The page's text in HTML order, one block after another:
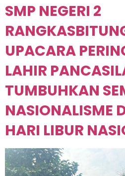
SMP NEGERI 2
UPACARA
LAHIR
TUMBUHKAN
NASIONALISME
HARI LIBUR